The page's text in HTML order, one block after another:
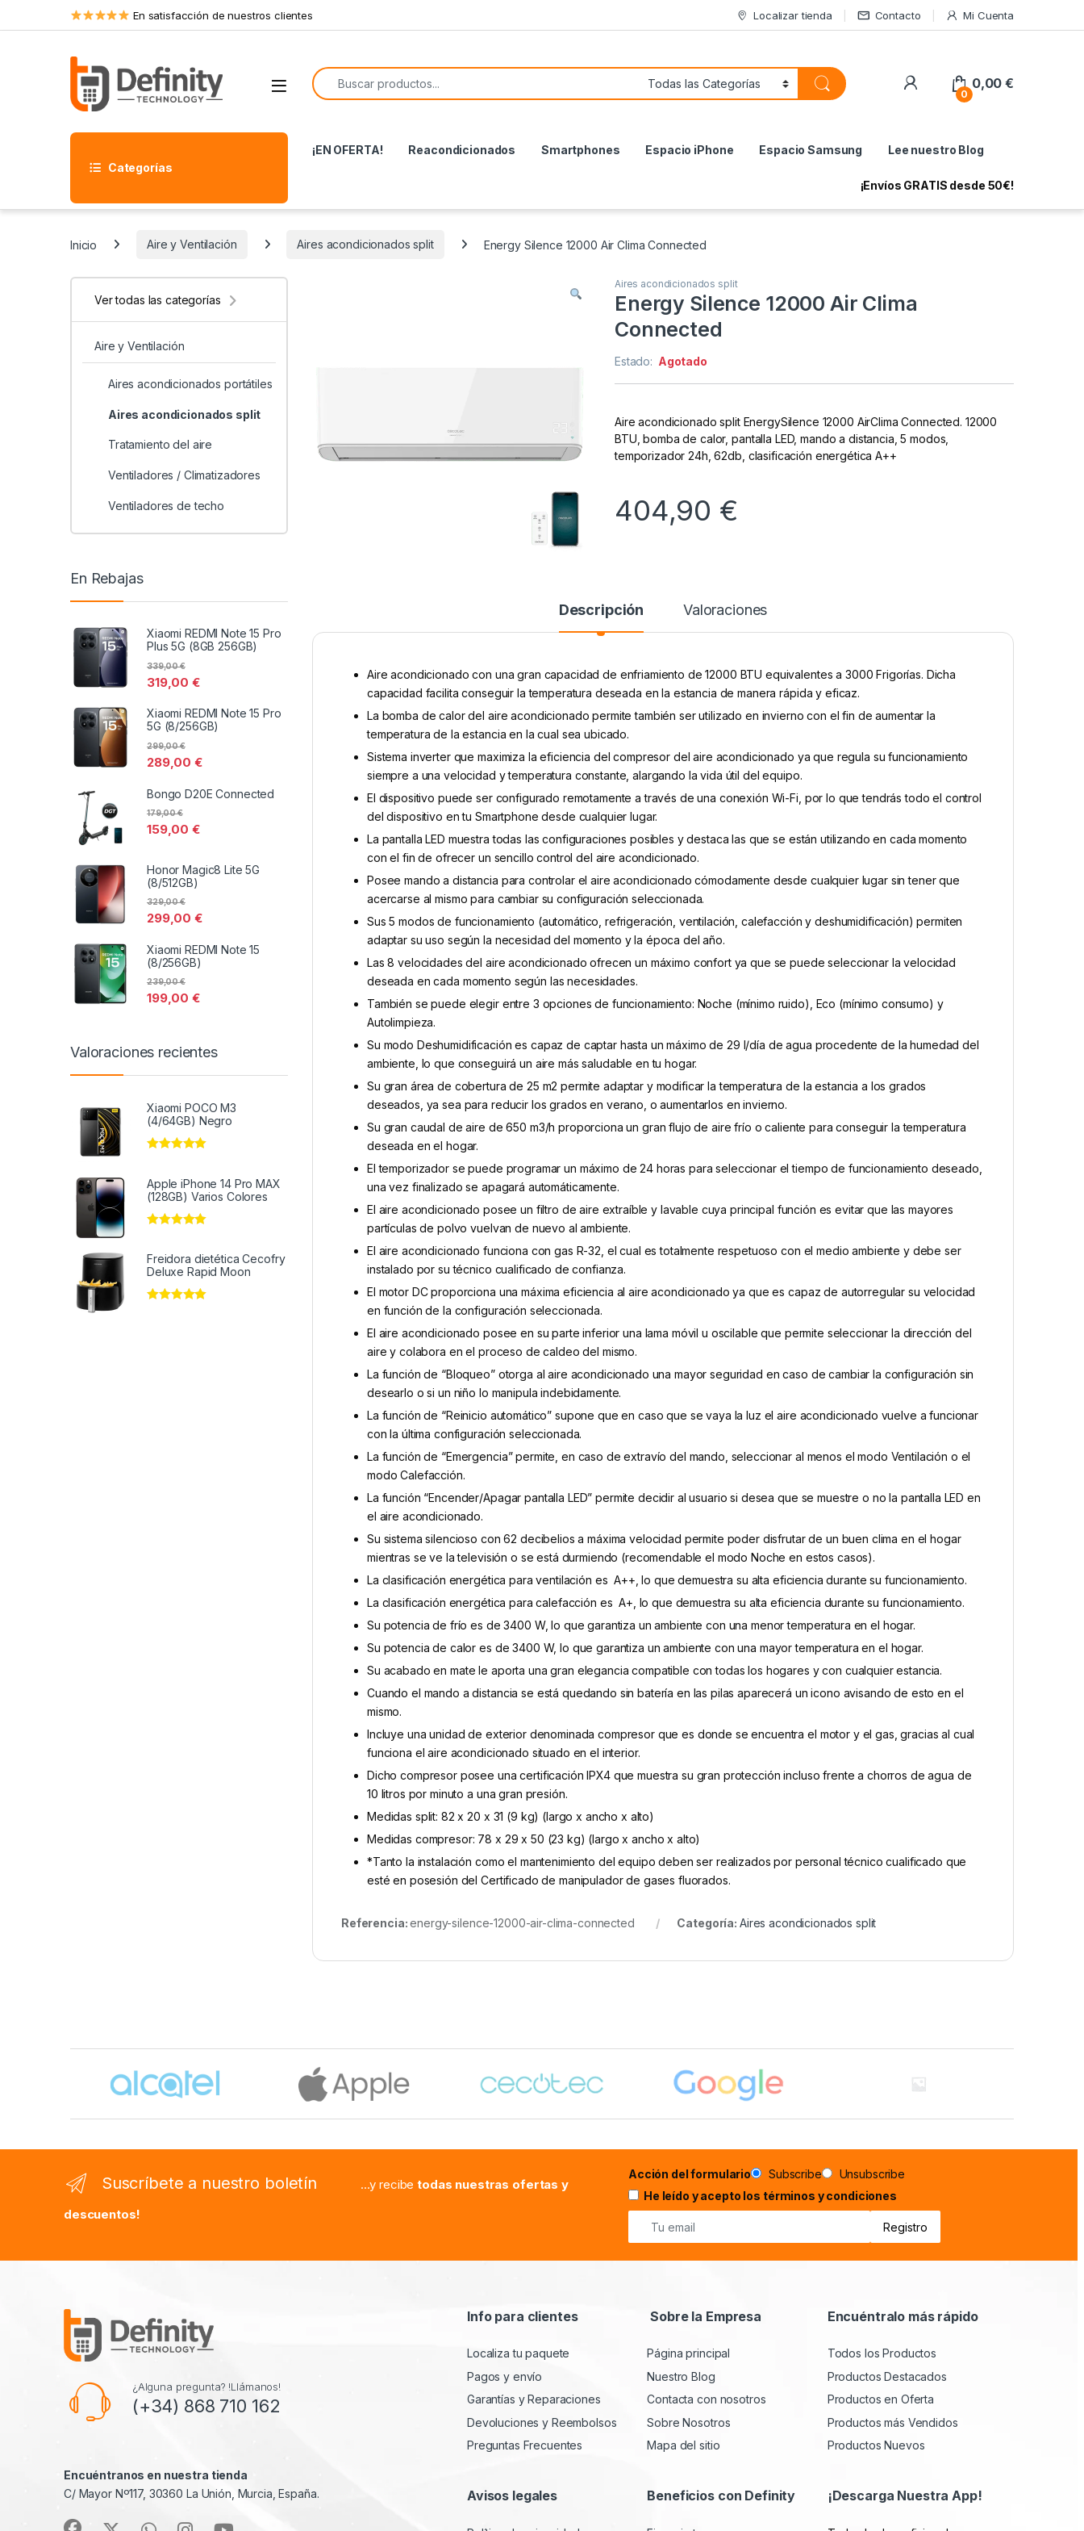
Skip to navigation
Skip to content En satisfacción de nuestros clientes Localizar tienda Contacto Mi Cuenta
Open
Search for:
My Account
0
0,00€
Categorías
¡EN OFERTA! Reacondicionados Smartphones Espacio iPhone Espacio Samsung Lee nuestro Blog
¡Envíos GRATIS desde 50€!
Inicio Aire y Ventilación Aires acondicionados split Energy Silence 12000 Air Clima Connected
Aires acondicionados split
Energy Silence 12000 Air Clima
Connected
Estado: Agotado
Aire acondicionado split EnergySilence 12000 AirClima Connected. 12000
BTU, bomba de calor, pantalla LED, mando a distancia, 5 modos,
temporizador 24h, 62db, clasificación energética A++
404,90 €
Descripción Valoraciones
Aire acondicionado con una gran capacidad de enfriamiento de 12000 BTU equivalentes a 3000 Frigorías. Dicha
capacidad facilita conseguir la temperatura deseada en la estancia de manera rápida y eficaz.
La bomba de calor del aire acondicionado permite también ser utilizado en invierno con el fin de aumentar la
temperatura de la estancia en la cual sea ubicado.
Sistema inverter que maximiza la eficiencia del compresor del aire acondicionado ya que regula su funcionamiento
siempre a una velocidad y temperatura constante, alargando la vida útil del equipo.
El dispositivo puede ser configurado remotamente a través de una conexión Wi-Fi, por lo que tendrás todo el control
del dispositivo en tu Smartphone desde cualquier lugar.
La pantalla LED muestra todas las configuraciones posibles y destaca las que se están utilizando en cada momento
con el fin de ofrecer un sencillo control del aire acondicionado.
Posee mando a distancia para controlar el aire acondicionado cómodamente desde cualquier lugar sin tener que
acercarse al mismo para cambiar su configuración seleccionada.
Sus 5 modos de funcionamiento (automático, refrigeración, ventilación, calefacción y deshumidificación) permiten
adaptar su uso según la necesidad del momento y la época del año.
Las 8 velocidades del aire acondicionado ofrecen un máximo confort ya que se puede seleccionar la velocidad
deseada en cada momento según las necesidades.
También se puede elegir entre 3 opciones de funcionamiento: Noche (mínimo ruido), Eco (mínimo consumo) y
Autolimpieza.
Su modo Deshumidificación es capaz de captar hasta un máximo de 29 l/día de agua procedente de la humedad del
ambiente, lo que conseguirá un aire más saludable en tu hogar.
Su gran área de cobertura de 25 m2 permite adaptar y modificar la temperatura de la estancia a los grados
deseados, ya sea para reducir los grados en verano, o aumentarlos en invierno.
Su gran caudal de aire de 650 m3/h proporciona un gran flujo de aire frío o caliente para conseguir la temperatura
deseada en el hogar.
El temporizador se puede programar un máximo de 24 horas para seleccionar el tiempo de funcionamiento deseado,
una vez finalizado se apagará automáticamente.
El aire acondicionado posee un filtro de aire extraíble y lavable cuya principal función es evitar que las mayores
partículas de polvo vuelvan de nuevo al ambiente.
El aire acondicionado funciona con gas R-32, el cual es totalmente respetuoso con el medio ambiente y debe ser
instalado por su técnico cualificado de confianza.
El motor DC proporciona una máxima eficiencia al aire acondicionado ya que es capaz de autorregular su velocidad
en función de la configuración seleccionada.
El aire acondicionado posee en su parte inferior una lama móvil u oscilable que permite seleccionar la dirección del
aire y colabora en el proceso de caldeo del mismo.
La función de “Bloqueo” otorga al aire acondicionado una mayor seguridad en caso de cambiar la configuración sin
desearlo o si un niño lo manipula indebidamente.
La función de “Reinicio automático” supone que en caso que se vaya la luz el aire acondicionado vuelve a funcionar
con la última configuración seleccionada.
La función de “Emergencia” permite, en caso de extravío del mando, seleccionar al menos el modo Ventilación o el
modo Calefacción.
La función “Encender/Apagar pantalla LED” permite decidir al usuario si desea que se muestre o no la pantalla LED en
el aire acondicionado.
Su sistema silencioso con 62 decibelios a máxima velocidad permite poder disfrutar de un buen clima en el hogar
mientras se ve la televisión o se está durmiendo (recomendable el modo Noche en estos casos).
La clasificación energética para ventilación es A++, lo que demuestra su alta eficiencia durante su funcionamiento.
La clasificación energética para calefacción es A+, lo que demuestra su alta eficiencia durante su funcionamiento.
Su potencia de frío es de 3400 W, lo que garantiza un ambiente con una menor temperatura en el hogar.
Su potencia de calor es de 3400 W, lo que garantiza un ambiente con una mayor temperatura en el hogar.
Su acabado en mate le aporta una gran elegancia compatible con todas los hogares y con cualquier estancia.
Cuando el mando a distancia se está quedando sin batería en las pilas aparecerá un icono avisando de esto en el
mismo.
Incluye una unidad de exterior denominada compresor que es donde se encuentra el motor y el gas, gracias al cual
funciona el aire acondicionado situado en el interior.
Dicho compresor posee una certificación IPX4 que muestra su gran protección incluso frente a chorros de agua de
10 litros por minuto a una gran presión.
Medidas split: 82 x 20 x 31 (9 kg) (largo x ancho x alto)
Medidas compresor: 78 x 29 x 50 (23 kg) (largo x ancho x alto)
*Tanto la instalación como el mantenimiento del equipo deben ser realizados por personal técnico cualificado que
esté en posesión del Certificado de manipulador de gases fluorados.
Referencia:energy-silence-12000-air-clima-connected Categoría: Aires acondicionados split
Ver todas las categorías
Aire y Ventilación
Aires acondicionados portátiles
Aires acondicionados split
Tratamiento del aire
Ventiladores / Climatizadores
Ventiladores de techo
En Rebajas
Xiaomi REDMI Note 15 Pro
Plus 5G (8GB 256GB)
319,00€
339,00€
Xiaomi REDMI Note 15 Pro
5G (8/256GB)
289,00€
299,00€
Bongo D20E Connected
159,00€
179,00€
Honor Magic8 Lite 5G
(8/512GB)
299,00€
329,00€
Xiaomi REDMI Note 15
(8/256GB)
199,00€
239,00€
Valoraciones recientes
Xiaomi POCO M3
(4/64GB) Negro
Apple iPhone 14 Pro MAX
(128GB) Varios Colores
Freidora dietética Cecofry
Deluxe Rapid Moon
Suscríbete a nuestro boletín ...y recibetodas nuestras ofertas y
descuentos!
Acción del formulario Subscribe
Unsubscribe
He leído y acepto los términos y condiciones
¿Alguna pregunta? !Llámanos!
(+34) 868 710 162
Encuéntranos en nuestra tienda
C/ Mayor Nº117, 30360 La Unión, Murcia, España.
Info para clientes
Localiza tu paquete
Pagos y envío
Garantías y Reparaciones
Devoluciones y Reembolsos
Preguntas Frecuentes
Sobre la Empresa
Página principal
Nuestro Blog
Contacta con nosotros
Sobre Nosotros
Mapa del sitio
Encuéntralo más rápido
Todos los Productos
Productos Destacados
Productos en Oferta
Productos más Vendidos
Productos Nuevos
Avisos legales Beneficios con Definity ¡Descarga Nuestra App!